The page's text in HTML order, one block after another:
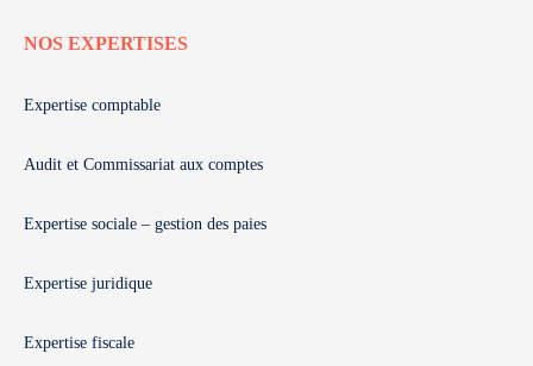
NOS EXPERTISES
Expertise comptable
Audit et Commissariat aux comptes
Expertise sociale – gestion des paies
Expertise juridique
Expertise fiscale